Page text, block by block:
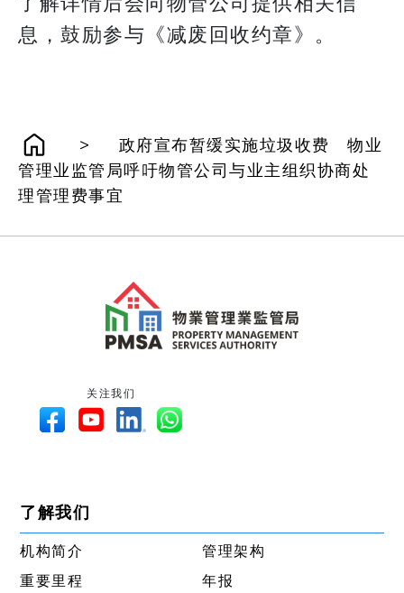
息，鼓励参与《减废回收约章》。
>
政府宣布暂缓实施垃圾收费 物业
管理业监管局呼吁物管公司与业主组织协商处
理管理费事宜
关注我们
了解我们
机构简介
管理架构
重要里程
年报